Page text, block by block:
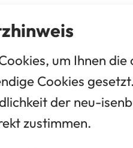
um Ihnen
Cookies
der neu-
zustimmen.